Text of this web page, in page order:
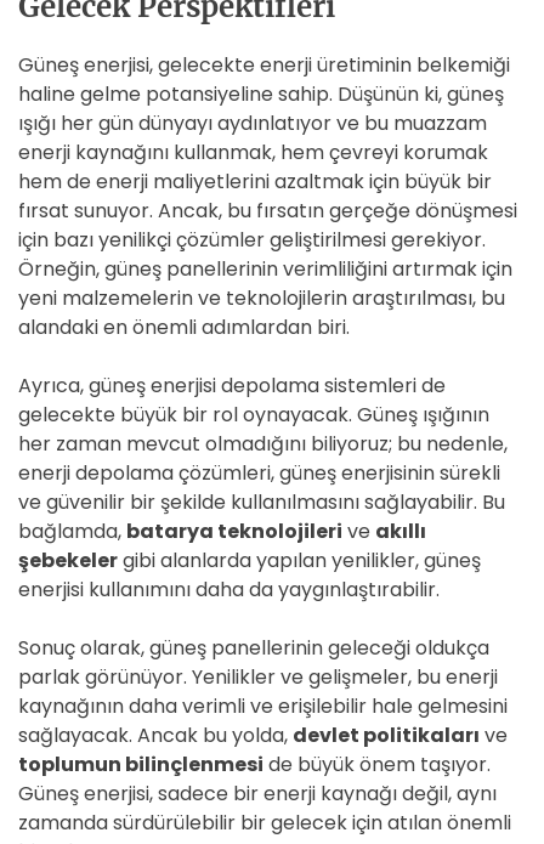
Güneş enerjisi, gelecekte enerji üretiminin belkemiği
haline gelme potansiyeline sahip. Düşünün ki, güneş
ışığı her gün dünyayı aydınlatıyor ve bu muazzam
enerji kaynağını kullanmak, hem çevreyi korumak
hem de enerji maliyetlerini azaltmak için büyük bir
fırsat sunuyor. Ancak, bu fırsatın gerçeğe dönüşmesi
için bazı yenilikçi çözümler geliştirilmesi gerekiyor.
Örneğin, güneş panellerinin verimliliğini artırmak için
yeni malzemelerin ve teknolojilerin araştırılması, bu
alandaki en önemli adımlardan biri.
Ayrıca, güneş enerjisi depolama sistemleri de
gelecekte büyük bir rol oynayacak. Güneş ışığının
her zaman mevcut olmadığını biliyoruz; bu nedenle,
enerji depolama çözümleri, güneş enerjisinin sürekli
ve güvenilir bir şekilde kullanılmasını sağlayabilir. Bu
bağlamda, batarya teknolojileri ve akıllı
şebekelergibi alanlarda yapılan yenilikler, güneş
enerjisi kullanımını daha da yaygınlaştırabilir.
Sonuç olarak, güneş panellerinin geleceği oldukça
parlak görünüyor. Yenilikler ve gelişmeler, bu enerji
kaynağının daha verimli ve erişilebilir hale gelmesini
sağlayacak. Ancak bu yolda, devlet politikaları ve
toplumun bilinçlenmesi de büyük önem taşıyor.
Güneş enerjisi, sadece bir enerji kaynağı değil, aynı
zamanda sürdürülebilir bir gelecek için atılan önemli